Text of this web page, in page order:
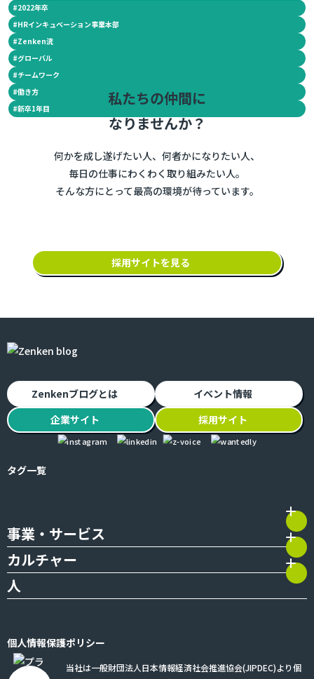
#2022年卒
#HRインキュベーション事業本部
#Zenken流
#グローバル
#チームワーク
#働き方
#新卒1年目
私たちの仲間に
なりませんか？
何かを成し遂げたい人、何者かになりたい人、
毎日の仕事にわくわく取り組みたい人。
そんな方にとって最高の環境が待っています。
採用サイトを見る
Zenkenブログとは
イベント情報
企業サイト 採用サイト
タグ一覧
事業・サービス
カルチャー
人
個人情報保護ポリシー
当社は一般財団法人日本情報経済社会推進協会(JIPDEC)より個